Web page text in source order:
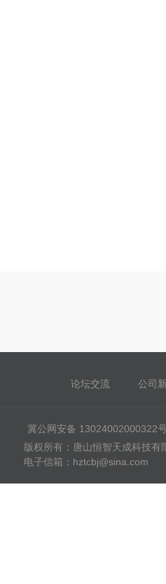
论坛交流 公司
冀公网安备 13024002000322
版权所有：唐山恒智天成科技
电子信箱：hztcbj@sina.com